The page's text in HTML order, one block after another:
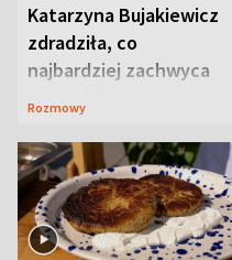
Katarzyna Bujakiewicz
zdradziła, co
najbardziej zachwyca
ją w Lublinie
Rozmowy